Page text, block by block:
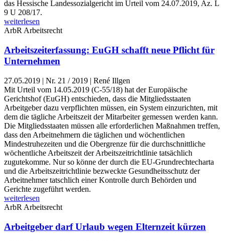
das Hessische Landessozialgericht im Urteil vom 24.07.2019, Az. L
9 U 208/17.
weiterlesen
ArbRArbeitsrecht
Arbeitszeiterfassung: EuGH schafft neue Pflicht für
Unternehmen
27.05.2019 | Nr. 21 / 2019 | René Illgen
Mit Urteil vom 14.05.2019 (C-55/18) hat der Europäische
Gerichtshof (EuGH) entschieden, dass die Mitgliedsstaaten
Arbeitgeber dazu verpflichten müssen, ein System einzurichten, mit
dem die tägliche Arbeitszeit der Mitarbeiter gemessen werden kann.
Die Mitgliedsstaaten müssen alle erforderlichen Maßnahmen treffen,
dass den Arbeitnehmern die täglichen und wöchentlichen
Mindestruhezeiten und die Obergrenze für die durchschnittliche
wöchentliche Arbeitszeit der Arbeitszeitrichtlinie tatsächlich
zugutekomme. Nur so könne der durch die EU-Grundrechtecharta
und die Arbeitszeitrichtlinie bezweckte Gesundheitsschutz der
Arbeitnehmer tatschlich einer Kontrolle durch Behörden und
Gerichte zugeführt werden.
weiterlesen
ArbR Arbeitsrecht
Arbeitgeber darf Urlaub wegen Elternzeit kürzen